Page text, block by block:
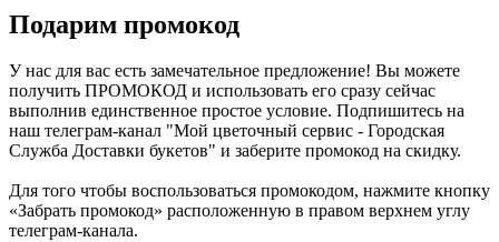
Подарим промокод
У нас для вас есть замечательное предложение! Вы можете
получить ПРОМОКОД и использовать его сразу сейчас
выполнив единственное простое условие. Подпишитесь на
наш телеграм-канал "Мой цветочный сервис - Городская
Служба Доставки букетов" и заберите промокод на скидку.
Для того чтобы воспользоваться промокодом, нажмите кнопку
«Забрать промокод» расположенную в правом верхнем углу
телеграм-канала.